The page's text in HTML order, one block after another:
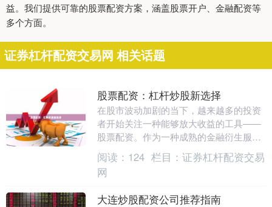
益。我们提供可靠的股票配资方案，涵盖股票开户、金融配资等
多个方面。
证券杠杆配资交易网 相关话题
股票配资：杠杆炒股新选择
在股市波动加剧的当下，越来越多的投资
者开始关注一种能够放大收益的工具——
股票配资。作为一种成熟的金融衍生服
务，股票配资为投资者提供了“以小博大”
的机会，成为杠杆....
阅读： 124 栏目： 证券杠杆配资交易
网
大连炒股配资公司推荐指南